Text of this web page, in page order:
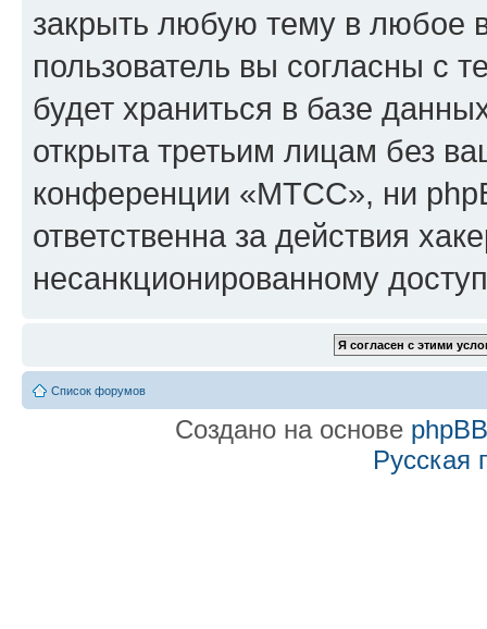
закрыть любую тему в любое
пользователь вы согласны с
будет храниться в базе
открыта третьим лицам без
конференции «МТСС», ни
ответственна за действия
несанкционированному
Список форумов
Создано на основе phpBB
Русская